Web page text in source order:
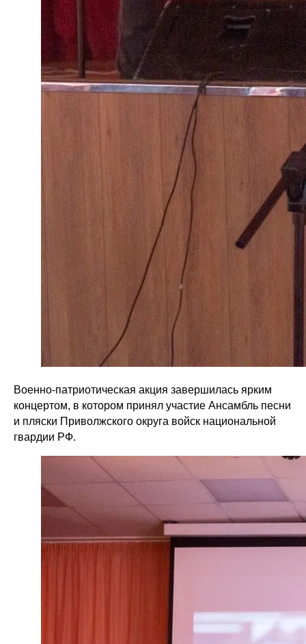
Военно-патриотическая акция завершилась ярким
концертом, в котором принял участие Ансамбль песни
и пляски Приволжского округа войск национальной
гвардии РФ.